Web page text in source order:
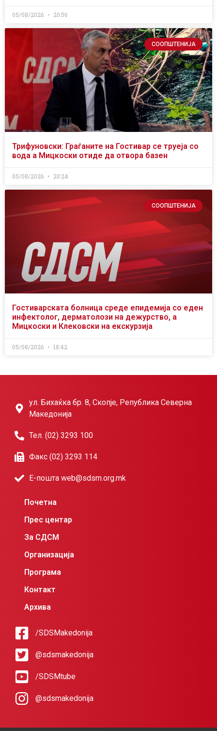
05/08/2026 20:56
СООПШТЕНИЈА
Трифуновски: Граѓаните на Гостивар се труеја со
вода а Мицкоски отиде да отвора базен
05/08/2026 20:24
СООПШТЕНИЈА
Гостиварската болница среде епидемија со еден
инфектолог, дерматолози на дежурство, а
Мицкоски и Клековски на екскурзија
05/08/2026 18:42
ул. Бихаќка бр. 8, Скопје, Република Северна
Македонија
Тел. (02) 3293 100
Факс (02) 3293 114
Е-пошта web@sdsm.org.mk
Почетна
Прес центар
За СДСМ
Организација
Програма
Контакт
Архива
/SDSMakedonija
@sdsmakedonija
/SDSMtube
@sdsmakedonija